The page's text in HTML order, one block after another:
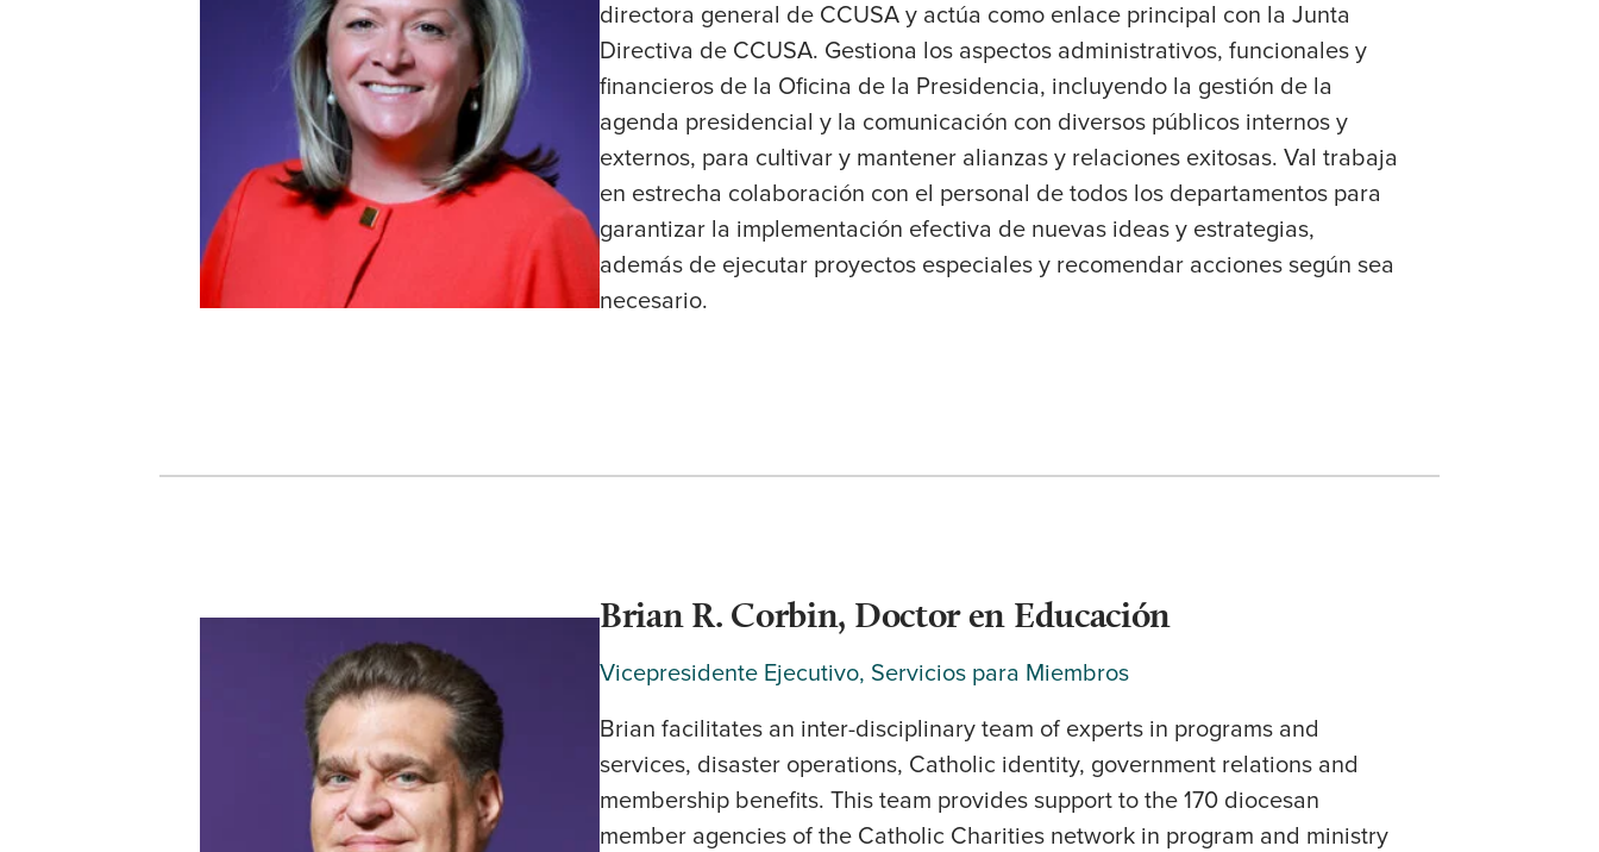
directora general de CCUSA y actúa como enlace principal con la Junta
Directiva de CCUSA. Gestiona los aspectos administrativos, funcionales y
financieros de la Oficina de la Presidencia, incluyendo la gestión de la
agenda presidencial y la comunicación con diversos públicos internos y
externos, para cultivar y mantener alianzas y relaciones exitosas. Val trabaja
en estrecha colaboración con el personal de todos los departamentos para
garantizar la implementación efectiva de nuevas ideas y estrategias,
además de ejecutar proyectos especiales y recomendar acciones según sea
necesario.
Brian R. Corbin, Doctor en Educación
Vicepresidente Ejecutivo, Servicios para Miembros
Brian facilitates an inter-disciplinary team of experts in programs and
services, disaster operations, Catholic identity, government relations and
membership benefits. This team provides support to the 170 diocesan
member agencies of the Catholic Charities network in program and ministry